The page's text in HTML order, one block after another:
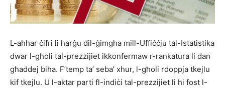
L-aħħar ċifri li ħarġu dil-ġimgħa mill-Uffiċċju tal-Istatistika
dwar l-għoli tal-prezzijiet ikkonfermaw r-rankatura li dan
għaddej biha. F’temp ta’ seba’ xhur, l-għoli rdoppja tkejlu
kif tkejlu. U l-aktar parti fl-indiċi tal-prezzijiet li hi fost l-